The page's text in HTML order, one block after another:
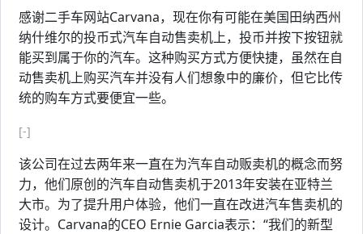
感谢二手车网站Carvana，现在你有可能在美国田纳西州
纳什维尔的投币式汽车自动售卖机上，投币并按下按钮就
能买到属于你的汽车。这种购买方式方便快捷，虽然在自
动售卖机上购买汽车并没有人们想象中的廉价，但它比传
统的购车方式要便宜一些。
[-]
该公司在过去两年来一直在为汽车自动贩卖机的概念而努
力，他们原创的汽车自动售卖机于2013年安装在亚特兰
大市。为了提升用户体验，他们一直在改进汽车售卖机的
设计。Carvana的CEO Ernie Garcia表示：“我们的新型